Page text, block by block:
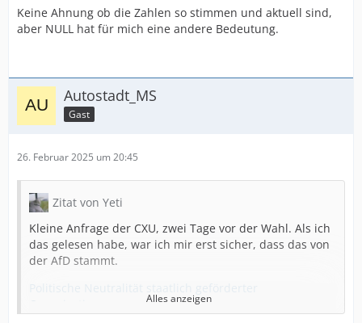
Keine Ahnung ob die Zahlen so stimmen und aktuell sind,
aber NULL hat für mich eine andere Bedeutung.
Autostadt_MS
Gast
26. Februar 2025 um 20:45
Zitat von Yeti
Kleine Anfrage der CXU, zwei Tage vor der Wahl. Als ich
das gelesen habe, war ich mir erst sicher, dass das von
der AfD stammt.
Alles anzeigen